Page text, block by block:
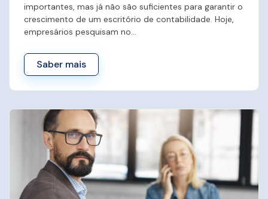
importantes, mas já não são suficientes para garantir o
crescimento de um escritório de contabilidade. Hoje,
empresários pesquisam no…
Saber mais